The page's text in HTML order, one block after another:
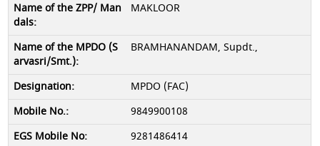
MAKLOOR
BRAMHANANDAM, Supdt.,
MPDO (FAC)
9849900108
9281486414